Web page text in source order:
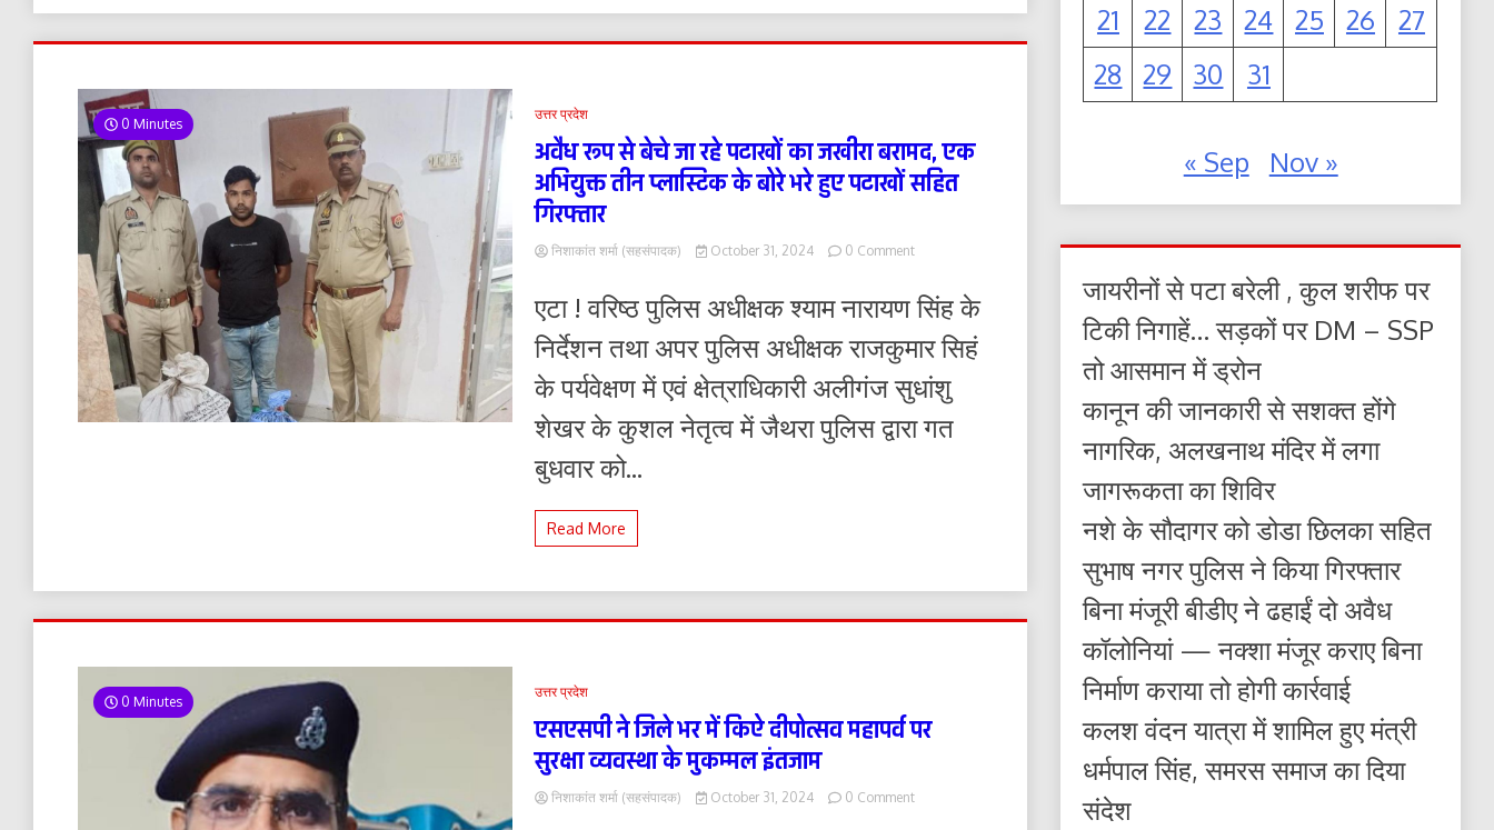
0 Minutes
उत्तर प्रदेश
अवैध रूप से बेचे जा रहे पटाखों का जखीरा बरामद, एक
अभियुक्त तीन प्लास्टिक के बोरे भरे हुए पटाखों सहित
गिरफ्तार
निशाकांत शर्मा (सहसंपादक) October 31, 2024 0 Commenton
जा
पटाखों
जखीरा
भरे
एटा ! वरिष्ठ पुलिस अधीक्षक श्याम नारायण सिंह के
निर्देशन तथा अपर पुलिस अधीक्षक राजकुमार सिहं
के पर्यवेक्षण में एवं क्षेत्राधिकारी अलीगंज सुधांशु
शेखर के कुशल नेतृत्व में जैथरा पुलिस द्वारा गत
बुधवार को...
Read More
0 Minutes
उत्तर प्रदेश
एसएसपी ने जिले भर में किऐ दीपोत्सव महापर्व पर
सुरक्षा व्यवस्था के मुकम्मल इंतजाम
निशाकांत शर्मा (सहसंपादक) October 31, 2024 0 Commenton
21
22 23 24 25 26
27
28
29 30 31
« Sep Nov »
जायरीनों से पटा बरेली , कुल शरीफ पर
टिकी निगाहें… सड़कों पर DM – SSP
तो आसमान में ड्रोन
कानून की जानकारी से सशक्त होंगे
नागरिक, अलखनाथ मंदिर में लगा
जागरूकता का शिविर
नशे के सौदागर को डोडा छिलका सहित
सुभाष नगर पुलिस ने किया गिरफ्तार
बिना मंजूरी बीडीए ने ढहाईं दो अवैध
कॉलोनियां — नक्शा मंजूर कराए बिना
निर्माण कराया तो होगी कार्रवाई
कलश वंदन यात्रा में शामिल हुए मंत्री
धर्मपाल सिंह, समरस समाज का दिया
संदेश